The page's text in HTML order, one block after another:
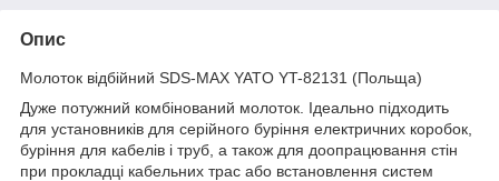
Опис
Молоток відбійний SDS-MAX YATO YT-82131 (Польща)
Дуже потужний комбінований молоток. Ідеально підходить
для установників для серійного буріння електричних коробок,
буріння для кабелів і труб, а також для доопрацювання стін
при прокладці кабельних трас або встановлення систем